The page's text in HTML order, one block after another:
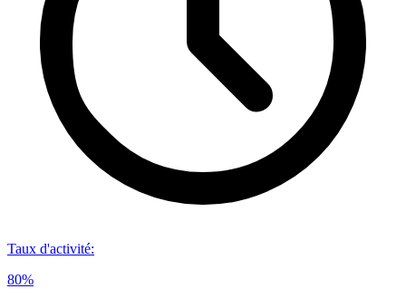
Taux d'activité:
80%